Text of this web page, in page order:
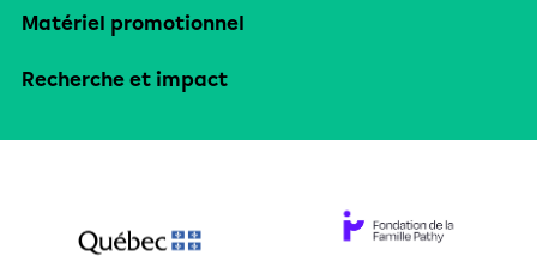
Matériel promotionnel
Recherche et impact